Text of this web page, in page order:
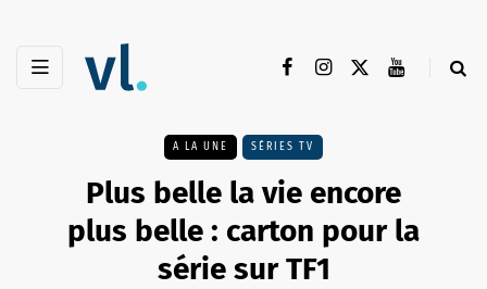
A LA UNE SÉRIES TV
Plus belle la vie encore
plus belle : carton pour la
série sur TF1